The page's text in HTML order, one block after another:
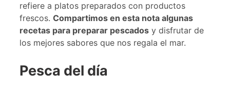
refiere a platos preparados con productos
frescos. Compartimos en esta nota algunas
recetas para preparar pescados y disfrutar de
los mejores sabores que nos regala el mar.
Pesca del día